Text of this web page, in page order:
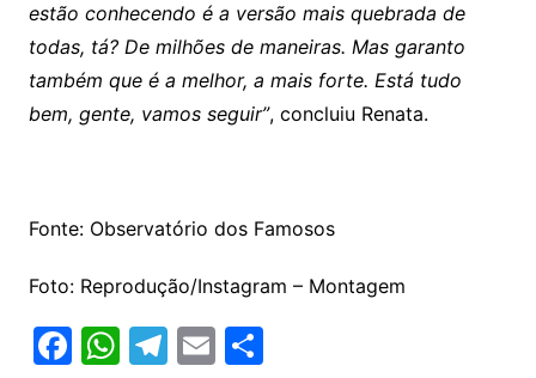
estão conhecendo é a versão mais quebrada de
todas, tá? De milhões de maneiras. Mas garanto
também que é a melhor, a mais forte. Está tudo
bem, gente, vamos seguir”, concluiu Renata.
Fonte: Observatório dos Famosos
Foto: Reprodução/Instagram – Montagem
F W T E S